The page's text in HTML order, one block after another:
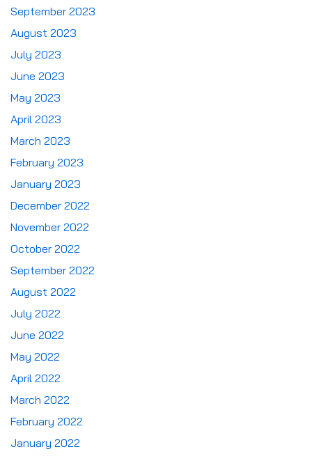
September 2023
August 2023
July 2023
June 2023
May 2023
April 2023
March 2023
February 2023
January 2023
December 2022
November 2022
October 2022
September 2022
August 2022
July 2022
June 2022
May 2022
April 2022
March 2022
February 2022
January 2022